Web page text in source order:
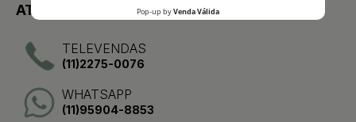
ATENDIMENTO
TELEVENDAS
(11)2275-0076
WHATSAPP
(11)95904-8853